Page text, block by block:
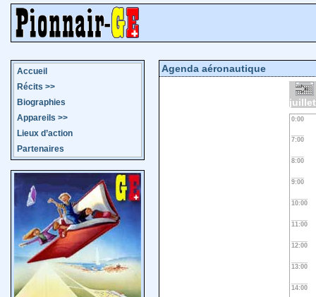
Accueil
Récits >>
Biographies
Appareils >>
Lieux d’action
Partenaires
Agenda aéronautique
0:00
7:00
8:00
9:00
10:00
11:00
12:00
13:00
14:00